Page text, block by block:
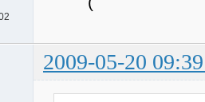
2009-05-20